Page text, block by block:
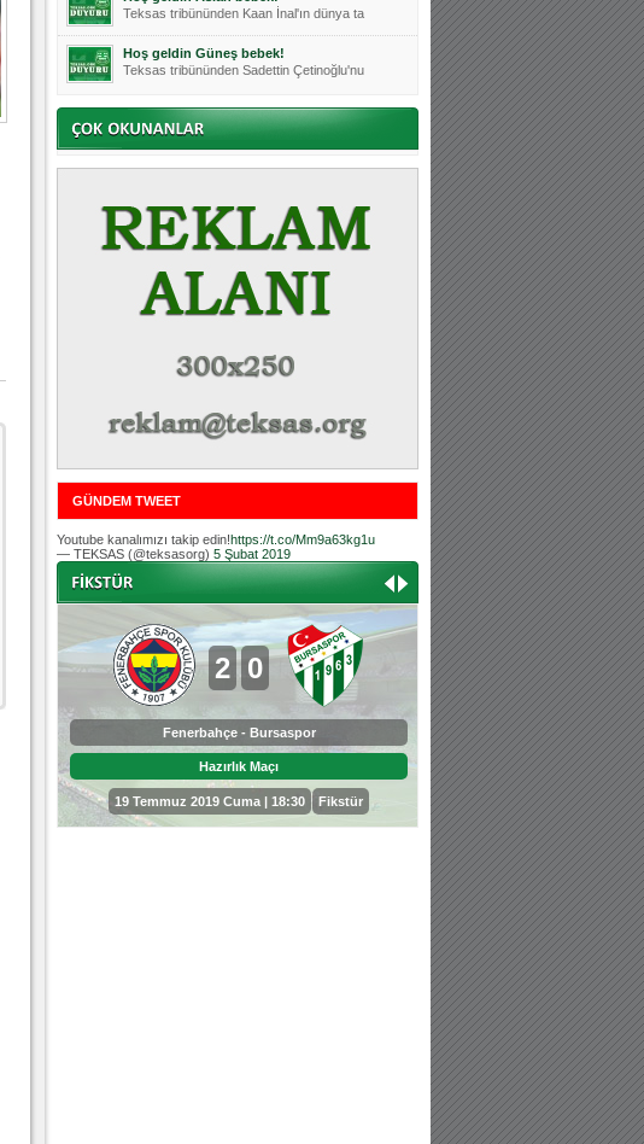
Teksas tribününden Kaan İnal'ın dünya ta
Hoş geldin Güneş bebek!
Teksas tribününden Sadettin Çetinoğlu'nu
Mutluluklar Ceyhun Tetik
Teksas tribünlerinin sevilen isimlerinde
Bursasporumuzun önü açılsın is
Hoş geldin Alaz Bebek!
Teksas.org sistem yöneticisi, ekibimizin
Hoş geldin Göktuğ Bebek!
Teksas.org ekibimizden ve tribünlerimizi
Teksas tribünlerinden Basri İleri'nin dü
Hoş geldin Kerem Bebek!
Tribünlerimizden Mesut Ulusoy'un (Duka)
Hoş geldin Aslan bebek!
Teksas tribününden Kaan İnal'ın dünya ta
Hoş geldin Güneş bebek!
Teksas tribününden Sadettin Çetinoğlu'nu
GÜNDEM TWEET
Youtube kanalımızı takip edin!https://t.co/Mm9a63kg1u
— TEKSAS (@teksasorg) 5 Şubat 2019
2 0
Fenerbahçe - Bursaspor
Hazırlık Maçı
19 Temmuz 2019 Cuma | 18:30 Fikstür
0 3
Bursaspor - Sepahan
Hazırlık Maçı
25 Temmuz 2019 Perşembe |